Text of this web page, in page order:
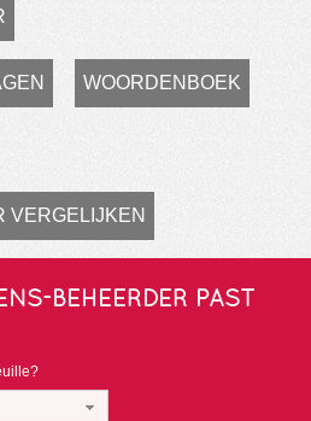
WOORDENBOEK
VERGELIJKEN
BEHEERDER PAST